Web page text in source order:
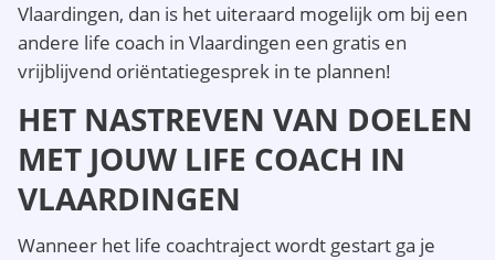
Vlaardingen, dan is het uiteraard mogelijk om bij een
andere life coach in Vlaardingen een gratis en
vrijblijvend oriëntatiegesprek in te plannen!
HET NASTREVEN VAN DOELEN
MET JOUW LIFE COACH IN
VLAARDINGEN
Wanneer het life coachtraject wordt gestart ga je